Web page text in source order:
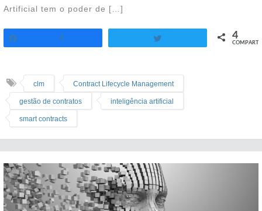
Artificial tem o poder de […]
4 4
clm Contract Lifecycle Management
gestão de contratos inteligência artificial
smart contracts